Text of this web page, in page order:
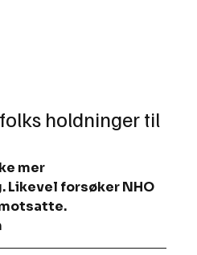
holdninger til
forsøker NHO